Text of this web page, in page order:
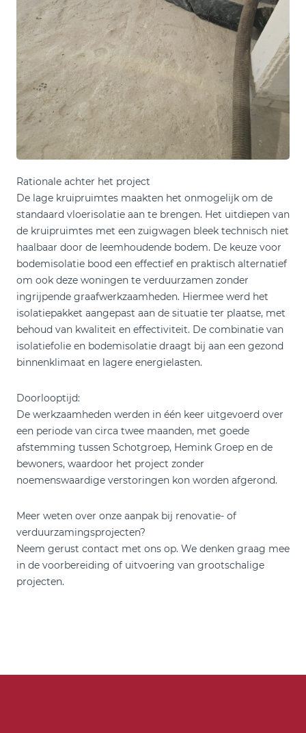
Rationale achter het project
De lage kruipruimtes maakten het onmogelijk om de
standaard vloerisolatie aan te brengen. Het uitdiepen van
de kruipruimtes met een zuigwagen bleek technisch niet
haalbaar door de leemhoudende bodem. De keuze voor
bodemisolatie bood een effectief en praktisch alternatief
om ook deze woningen te verduurzamen zonder
ingrijpende graafwerkzaamheden. Hiermee werd het
isolatiepakket aangepast aan de situatie ter plaatse, met
behoud van kwaliteit en effectiviteit. De combinatie van
isolatiefolie en bodemisolatie draagt bij aan een gezond
binnenklimaat en lagere energielasten.
Doorlooptijd:
De werkzaamheden werden in één keer uitgevoerd over
een periode van circa twee maanden, met goede
afstemming tussen Schotgroep, Hemink Groep en de
bewoners, waardoor het project zonder
noemenswaardige verstoringen kon worden afgerond.
Meer weten over onze aanpak bij renovatie- of
verduurzamingsprojecten?
Neem gerust contact met ons op. We denken graag mee
in de voorbereiding of uitvoering van grootschalige
projecten.